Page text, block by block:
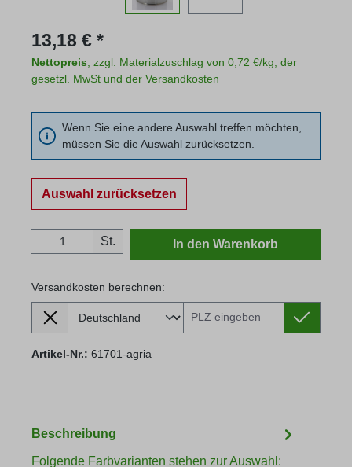
Regulärer Preis:
13,18 € *
Nettopreis , zzgl. Materialzuschlag von 0,72 €/kg, der
gesetzl. MwSt und der Versandkosten
Wenn Sie eine andere Auswahl treffen möchten,
müssen Sie die Auswahl zurücksetzen.
Auswahl zurücksetzen
Produkt Anzahl: Gib den gewünschten
St. In den Warenkorb
Versandkosten berechnen:
Lieferland
Versandkosten berechnen:
Artikel-Nr.: 61701-agria
Beschreibung
Folgende Farbvarianten stehen zur Auswahl: